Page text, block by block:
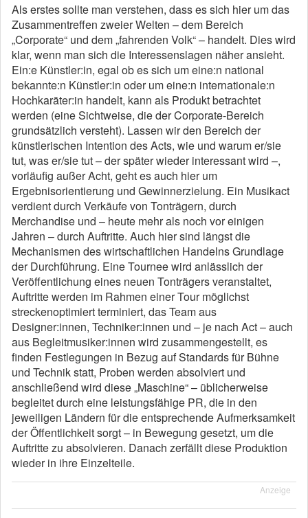
Als erstes sollte man verstehen, dass es sich hier um das
Zusammentreffen zweier Welten – dem Bereich
„Corporate“ und dem „fahrenden Volk“ – handelt. Dies wird
klar, wenn man sich die Interessenslagen näher ansieht.
Ein:e Künstler:in, egal ob es sich um eine:n national
bekannte:n Künstler:in oder um eine:n internationale:n
Hochkaräter:in handelt, kann als Produkt betrachtet
werden (eine Sichtweise, die der Corporate-Bereich
grundsätzlich versteht). Lassen wir den Bereich der
künstlerischen Intention des Acts, wie und warum er/sie
tut, was er/sie tut – der später wieder interessant wird –,
vorläufig außer Acht, geht es auch hier um
Ergebnisorientierung und Gewinnerzielung. Ein Musikact
verdient durch Verkäufe von Tonträgern, durch
Merchandise und – heute mehr als noch vor einigen
Jahren – durch Auftritte. Auch hier sind längst die
Mechanismen des wirtschaftlichen Handelns Grundlage
der Durchführung. Eine Tournee wird anlässlich der
Veröffentlichung eines neuen Tonträgers veranstaltet,
Auftritte werden im Rahmen einer Tour möglichst
streckenoptimiert terminiert, das Team aus
Designer:innen, Techniker:innen und – je nach Act – auch
aus Begleitmusiker:innen wird zusammengestellt, es
finden Festlegungen in Bezug auf Standards für Bühne
und Technik statt, Proben werden absolviert und
anschließend wird diese „Maschine“ – üblicherweise
begleitet durch eine leistungsfähige PR, die in den
jeweiligen Ländern für die entsprechende Aufmerksamkeit
der Öffentlichkeit sorgt – in Bewegung gesetzt, um die
Auftritte zu absolvieren. Danach zerfällt diese Produktion
wieder in ihre Einzelteile.
Anzeige